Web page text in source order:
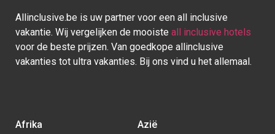
vakantie. Wij vergelijken de mooisteall inclusive hotels
voor de beste prijzen. Van goedkope allinclusive
vakanties tot ultra vakanties. Bij ons vind u het allemaal.
Egypte
Bali